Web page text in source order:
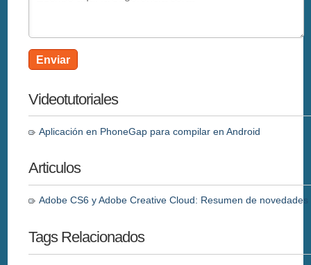
Enviar
Videotutoriales
Aplicación en PhoneGap para compilar en Android
Articulos
Adobe CS6 y Adobe Creative Cloud: Resumen de novedades
Tags Relacionados